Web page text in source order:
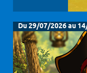
Du 29/07/2026 au